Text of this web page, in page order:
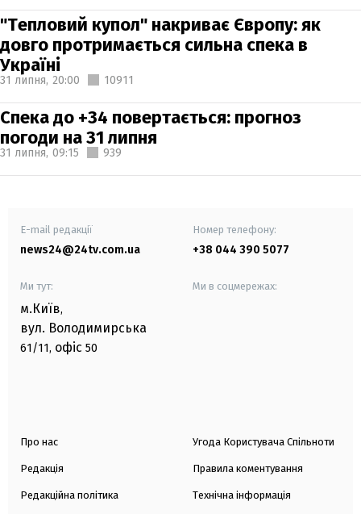
"Тепловий купол" накриває Європу: як
довго протримається сильна спека в
Україні
31 липня, 20:00 10911
Спека до +34 повертається: прогноз
погоди на 31 липня
31 липня, 09:15 939
E-mail редакції
news24@24tv.com.ua
Номер телефону:
+38 044 390 5077
Ми тут:
м.Київ,
вул. Володимирська
61/11, офіс 50
Ми в соцмережах:
Про нас
Редакція
Редакційна політика
Угода Користувача Спільноти
Правила коментування
Технічна інформація